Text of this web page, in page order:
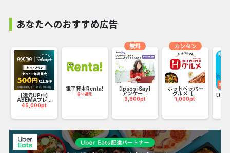
あなたへのおすすめ広告
【還元UP中】
ABEMAプレ...
45,000pt
電子貸本Renta!
6 %還元
【Ipsos iSay】
アンケー...
3,800pt
無料
ホットペッパー
グルメ［...
1,000pt
カンタン
U-